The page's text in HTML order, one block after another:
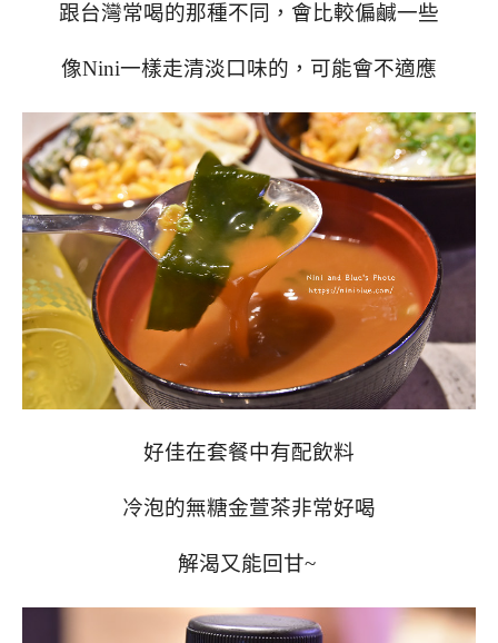
跟台灣常喝的那種不同，會比較偏鹹一些
像Nini一樣走清淡口味的，可能會不適應
好佳在套餐中有配飲料
冷泡的無糖金萱茶非常好喝
解渴又能回甘~